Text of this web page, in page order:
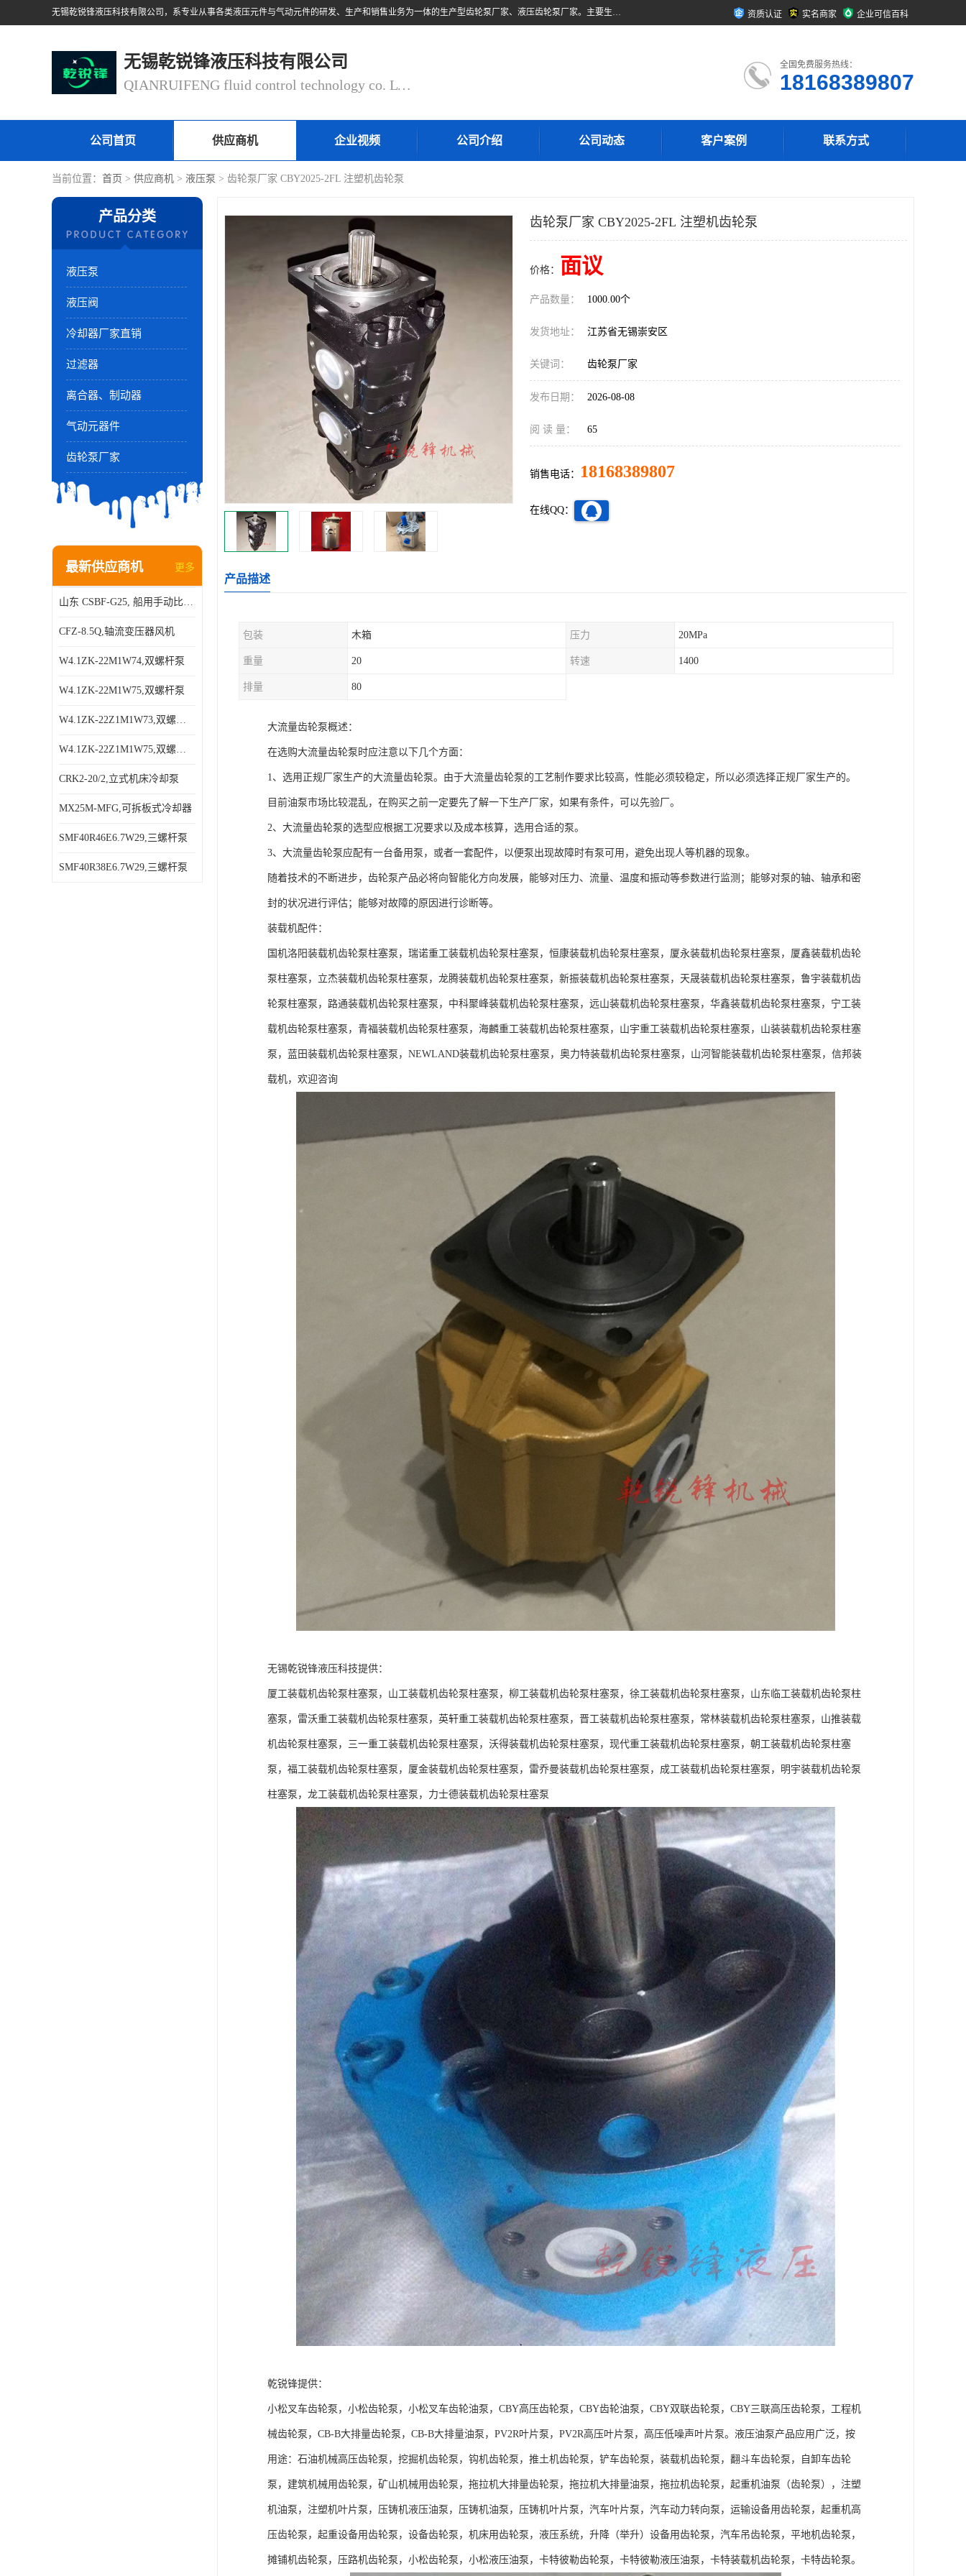
无锡乾锐锋液压科技有限公司，系专业从事各类液压元件与气动元件的研发、生产和销售业务为一体的生产型齿轮泵厂家、液压齿轮泵厂家。主要生产销售风冷式冷却器、液压油风冷却器，冷却器厂家直销、齿轮泵型号、齿轮泵厂家排名详情可来电咨询！ 资质认证 实名商家 企业可信百科
无锡乾锐锋液压科技有限公司
QIANRUIFENG fluid control technology co. LTD
全国免费服务热线：
18168389807
公司首页 供应商机 企业视频 公司介绍 公司动态 客户案例 联系方式
当前位置： 首页 > 供应商机 > 液压泵 > 齿轮泵厂家 CBY2025-2FL 注塑机齿轮泵
产品分类
液压泵
液压阀
冷却器厂家直销
过滤器
离合器、制动器
气动元器件
齿轮泵厂家
最新供应商机 更多
山东 CSBF-G25, 船用手动比例流量方向复合阀
CFZ-8.5Q,轴流变压器风机
W4.1ZK-22M1W74,双螺杆泵
W4.1ZK-22M1W75,双螺杆泵
W4.1ZK-22Z1M1W73,双螺杆泵
W4.1ZK-22Z1M1W75,双螺杆泵
CRK2-20/2,立式机床冷却泵
MX25M-MFG,可拆板式冷却器
SMF40R46E6.7W29,三螺杆泵
SMF40R38E6.7W29,三螺杆泵
齿轮泵厂家 CBY2025-2FL 注塑机齿轮泵
价格： 面议
产品数量： 1000.00个
发货地址： 江苏省无锡崇安区
关键词： 齿轮泵厂家
发布日期： 2026-08-08
阅 读 量： 65
销售电话： 18168389807
在线QQ：
产品描述
包装 木箱 压力 20MPa
重量 20 转速 1400
排量 80
大流量齿轮泵概述：
在选购大流量齿轮泵时应注意以下几个方面：
1、选用正规厂家生产的大流量齿轮泵。由于大流量齿轮泵的工艺制作要求比较高，性能必须较稳定，所以必须选择正规厂家生产的。
目前油泵市场比较混乱，在购买之前一定要先了解一下生产厂家，如果有条件，可以先验厂。
2、大流量齿轮泵的选型应根据工况要求以及成本核算，选用合适的泵。
3、大流量齿轮泵应配有一台备用泵，或者一套配件，以便泵出现故障时有泵可用，避免出现人等机器的现象。
随着技术的不断进步，齿轮泵产品必将向智能化方向发展，能够对压力、流量、温度和振动等参数进行监测；能够对泵的轴、轴承和密
封的状况进行评估；能够对故障的原因进行诊断等。
装载机配件：
国机洛阳装载机齿轮泵柱塞泵，瑞诺重工装载机齿轮泵柱塞泵，恒康装载机齿轮泵柱塞泵，厦永装载机齿轮泵柱塞泵，厦鑫装载机齿轮
泵柱塞泵，立杰装载机齿轮泵柱塞泵，龙腾装载机齿轮泵柱塞泵，新振装载机齿轮泵柱塞泵，天晟装载机齿轮泵柱塞泵，鲁宇装载机齿
轮泵柱塞泵，路通装载机齿轮泵柱塞泵，中科聚峰装载机齿轮泵柱塞泵，远山装载机齿轮泵柱塞泵，华鑫装载机齿轮泵柱塞泵，宁工装
载机齿轮泵柱塞泵，青福装载机齿轮泵柱塞泵，海麟重工装载机齿轮泵柱塞泵，山宇重工装载机齿轮泵柱塞泵，山装装载机齿轮泵柱塞
泵，蓝田装载机齿轮泵柱塞泵，NEWLAND装载机齿轮泵柱塞泵，奥力特装载机齿轮泵柱塞泵，山河智能装载机齿轮泵柱塞泵，信邦装
载机，欢迎咨询
无锡乾锐锋液压科技提供：
厦工装载机齿轮泵柱塞泵，山工装载机齿轮泵柱塞泵，柳工装载机齿轮泵柱塞泵，徐工装载机齿轮泵柱塞泵，山东临工装载机齿轮泵柱
塞泵，雷沃重工装载机齿轮泵柱塞泵，英轩重工装载机齿轮泵柱塞泵，晋工装载机齿轮泵柱塞泵，常林装载机齿轮泵柱塞泵，山推装载
机齿轮泵柱塞泵，三一重工装载机齿轮泵柱塞泵，沃得装载机齿轮泵柱塞泵，现代重工装载机齿轮泵柱塞泵，朝工装载机齿轮泵柱塞
泵，福工装载机齿轮泵柱塞泵，厦金装载机齿轮泵柱塞泵，雷乔曼装载机齿轮泵柱塞泵，成工装载机齿轮泵柱塞泵，明宇装载机齿轮泵
柱塞泵，龙工装载机齿轮泵柱塞泵，力士德装载机齿轮泵柱塞泵
乾锐锋提供：
小松叉车齿轮泵，小松齿轮泵，小松叉车齿轮油泵，CBY高压齿轮泵，CBY齿轮油泵，CBY双联齿轮泵，CBY三联高压齿轮泵，工程机
械齿轮泵，CB-B大排量齿轮泵，CB-B大排量油泵，PV2R叶片泵，PV2R高压叶片泵，高压低噪声叶片泵。液压油泵产品应用广泛，按
用途：石油机械高压齿轮泵，挖掘机齿轮泵，钩机齿轮泵，推土机齿轮泵，铲车齿轮泵，装载机齿轮泵，翻斗车齿轮泵，自卸车齿轮
泵，建筑机械用齿轮泵，矿山机械用齿轮泵，拖拉机大排量齿轮泵，拖拉机大排量油泵，拖拉机齿轮泵，起重机油泵（齿轮泵），注塑
机油泵，注塑机叶片泵，压铸机液压油泵，压铸机油泵，压铸机叶片泵，汽车叶片泵，汽车动力转向泵，运输设备用齿轮泵，起重机高
压齿轮泵，起重设备用齿轮泵，设备齿轮泵，机床用齿轮泵，液压系统，升降（举升）设备用齿轮泵，汽车吊齿轮泵，平地机齿轮泵，
摊铺机齿轮泵，压路机齿轮泵，小松齿轮泵，小松液压油泵，卡特彼勒齿轮泵，卡特彼勒液压油泵，卡特装载机齿轮泵，卡特齿轮泵。